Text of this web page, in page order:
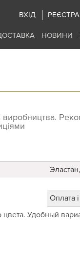
ВХІД
НОВИНИ
виробництва.
Оплата
Удобный